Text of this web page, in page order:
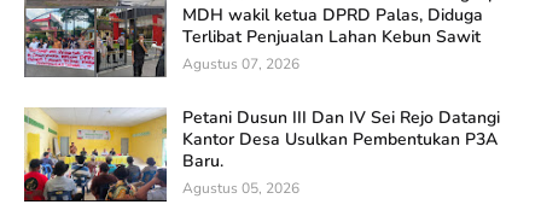
MDH wakil ketua DPRD Palas, Diduga
Terlibat Penjualan Lahan Kebun Sawit
Agustus 07, 2026
Petani Dusun III Dan IV Sei Rejo Datangi
Kantor Desa Usulkan Pembentukan P3A
Baru.
Agustus 05, 2026